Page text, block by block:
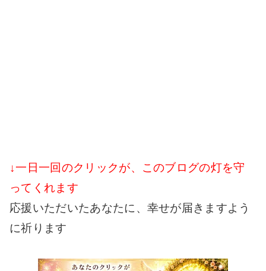
↓一日一回のクリックが、このブログの灯を守
ってくれます
応援いただいたあなたに、幸せが届きますよう
に祈ります